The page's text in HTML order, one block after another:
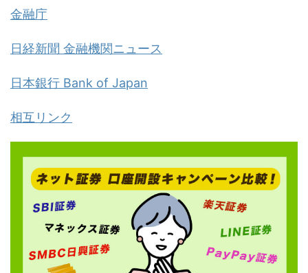
金融庁
日経新聞 金融機関ニュース
日本銀行 Bank of Japan
相互リンク